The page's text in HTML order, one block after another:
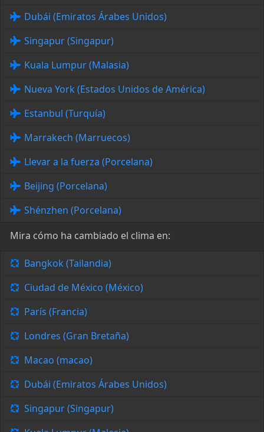
Dubái (Emiratos Árabes Unidos)
Singapur (Singapur)
Kuala Lumpur (Malasia)
Nueva York (Estados Unidos de América)
Estanbul (Turquía)
Marrakech (Marruecos)
Llevar a la fuerza (Porcelana)
Beijing (Porcelana)
Shénzhen (Porcelana)
Mira cómo ha cambiado el clima en:
Bangkok (Tailandia)
Ciudad de México (México)
París (Francia)
Londres (Gran Bretaña)
Macao (macao)
Dubái (Emiratos Árabes Unidos)
Singapur (Singapur)